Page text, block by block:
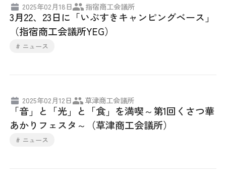
2025年02月18日 指宿商工会議所
3月22、23日に「いぶすきキャンピングベース」
（指宿商工会議所YEG）
# ニュース
2025年02月12日 草津商工会議所
「音」と「光」と「食」を満喫～第1回くさつ華
あかりフェスタ～（草津商工会議所）
# ニュース